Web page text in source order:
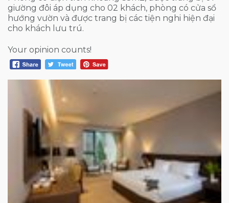
giường đôi áp dụng cho 02 khách, phòng có cửa sổ
hướng vườn và được trang bị các tiện nghi hiện đại
cho khách lưu trú.
Your opinion counts!